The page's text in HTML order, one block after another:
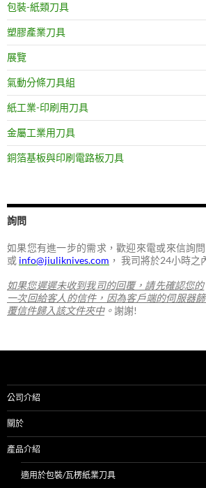
包裝-紙類刀具
塑膠產業刀具
展覽
氣動分條刀具組
紙工業-印刷用刀具
金屬工業用刀具
銅箔基板與印刷電路板刀具
詢問
如果您有進一步的需求，歡迎來電或來信詢問
或 info@jiuliknives.com ， 我司將於24小時之
如果您遲遲未收到我司的回覆，請先確認您的
一次回給客人的信件，因為客戶端的伺服器
覆信件歸入該文件夾中。謝謝!
公司介紹
關於
產品介紹
適用於包裝/瓦楞紙業刀具